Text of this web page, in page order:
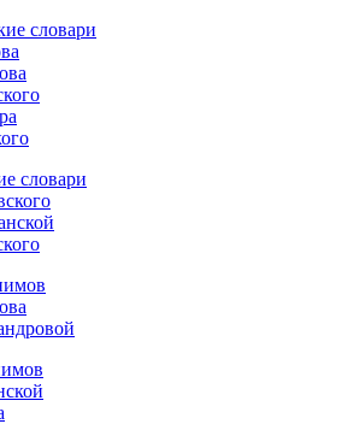
словари
словари